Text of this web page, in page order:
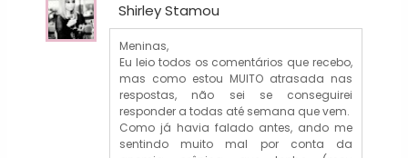
Shirley Stamou
Meninas,
Eu leio todos os comentários que recebo,
mas como estou MUITO atrasada nas
respostas, não sei se conseguirei
responder a todas até semana que vem.
Como já havia falado antes, ando me
sentindo muito mal por conta da